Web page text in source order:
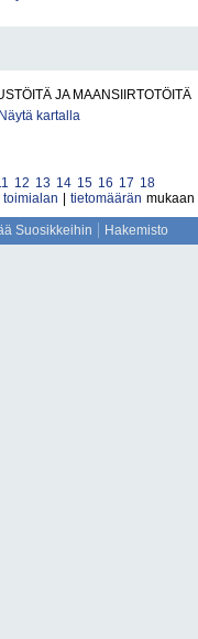
JA MAANSIIRTOTÖITÄ
Näytä kartalla
12 13 14 15 16 17 18
toimialan tietomäärän mukaan
Suosikkeihin Hakemisto